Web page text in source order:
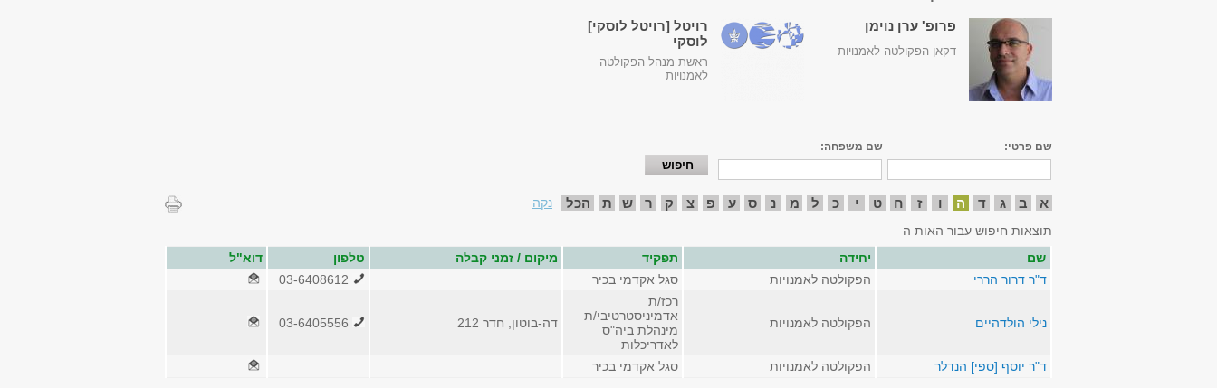
פרופ' ערן נוימן
דקאן הפקולטה לאמנויות
רויטל [רויטל לוסקי]
לוסקי
ראשת מנהל הפקולטה
לאמנויות
שם פרטי: שם משפחה:
א ב ג ד ה ו ז ח ט י כ ל מ נ ס ע פ צ ק ר ש ת הכל
נקה
תוצאות חיפוש עבור האות ה
שם
יחידה תפקיד מיקום / זמני קבלה טלפון
דוא"ל
ד"ר דרור הררי
הפקולטה לאמנויות סגל אקדמי בכיר
נילי הולדהיים הפקולטה לאמנויות
רכז/ת
אדמיניסטרטיבי/ת
מינהלת ביה"ס
לאדריכלות
דה-בוטון, חדר 212
ד"ר יוסף [ספי] הנדלר הפקולטה לאמנויות סגל אקדמי בכיר